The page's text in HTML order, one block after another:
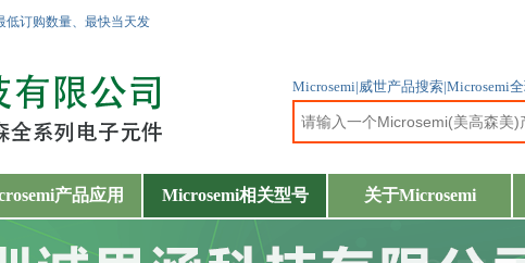
低订购数量、最快当天发
Microsemi|威世产品搜索|Microsemi
产品应用 Microsemi相关型号 关于Microsemi